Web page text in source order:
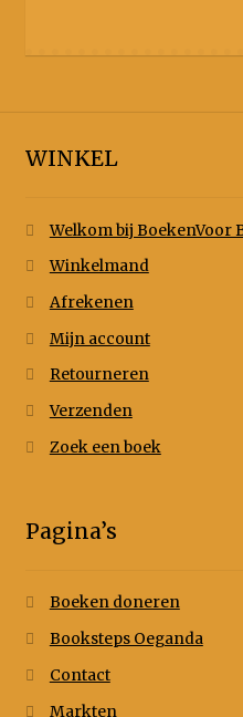
WINKEL
Welkom bij BoekenVoor
Winkelmand
Afrekenen
Mijn account
Retourneren
Verzenden
Zoek een boek
Pagina’s
Boeken doneren
Booksteps Oeganda
Contact
Markten